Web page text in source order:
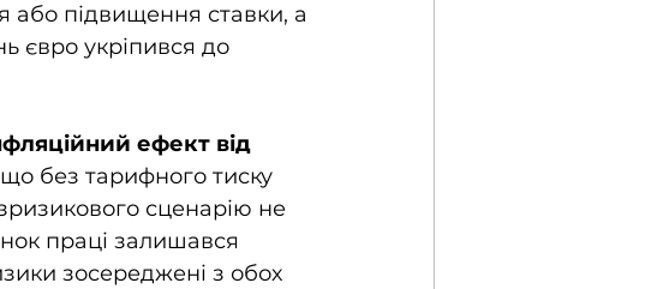
або підвищення ставки, а
євро укріпився до
ефект від
без тарифного тиску
сценарію не
праці залишався
зосереджені з обох